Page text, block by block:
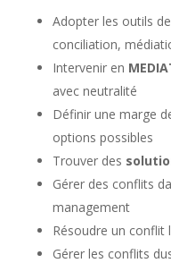
Adopter les outils
conciliation,
Intervenir en
avec neutralité
Définir une marge
options possibles
Trouver des
Gérer des conflits
management
Résoudre un conflit
Gérer les conflits